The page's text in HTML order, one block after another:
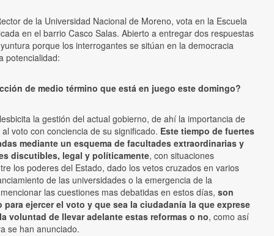
de la Universidad Nacional de Moreno, vota en la Escuela
en el barrio Casco Salas. Abierto a entregar dos respuestas
porque los interrogantes se sitúan en la democracia
potencialidad:
de medio término que está en juego este domingo?
la gestión del actual gobierno, de ahí la importancia de
voto con conciencia de su significado. Este tiempo de fuertes
mediante un esquema de facultades extraordinarias y
discutibles, legal y políticamente, con situaciones
los poderes del Estado, dado los vetos cruzados en varios
de las universidades o la emergencia de la
las cuestiones mas debatidas en estos días, son
ejercer el voto y que sea la ciudadanía la que exprese
voluntad de llevar adelante estas reformas o no, como así
se han anunciado.